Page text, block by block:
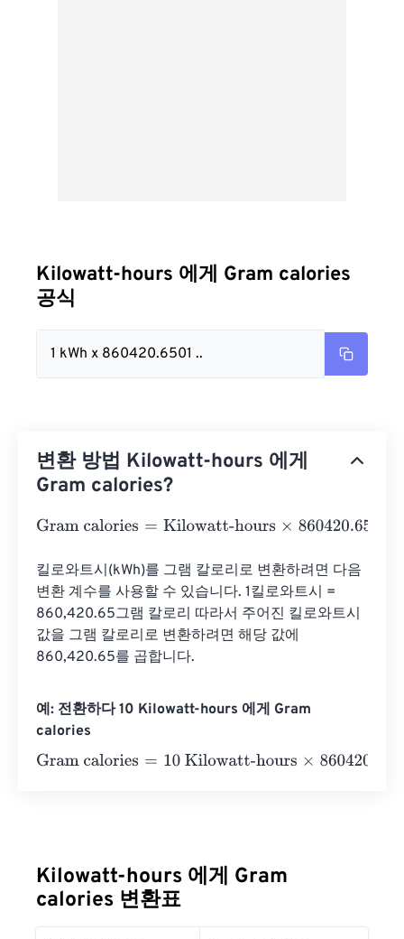
Kilowatt-hours 에게 Gram calories
공식
1 kWh x 860420.6501 ..
변환 방법 Kilowatt-hours 에게
Gram calories?
Gram calories=Kilowatt-hours×860420.6501
킬로와트시(kWh)를 그램 칼로리로 변환하려면 다음
변환 계수를 사용할 수 있습니다. 1킬로와트시 =
860,420.65그램 칼로리 따라서 주어진 킬로와트시
값을 그램 칼로리로 변환하려면 해당 값에
860,420.65를 곱합니다.
예: 전환하다 10 Kilowatt-hours 에게 Gram
calories
Gram calories=10 Kilowatt-hours×860420.6501=
Kilowatt-hours 에게 Gram
calories 변환표